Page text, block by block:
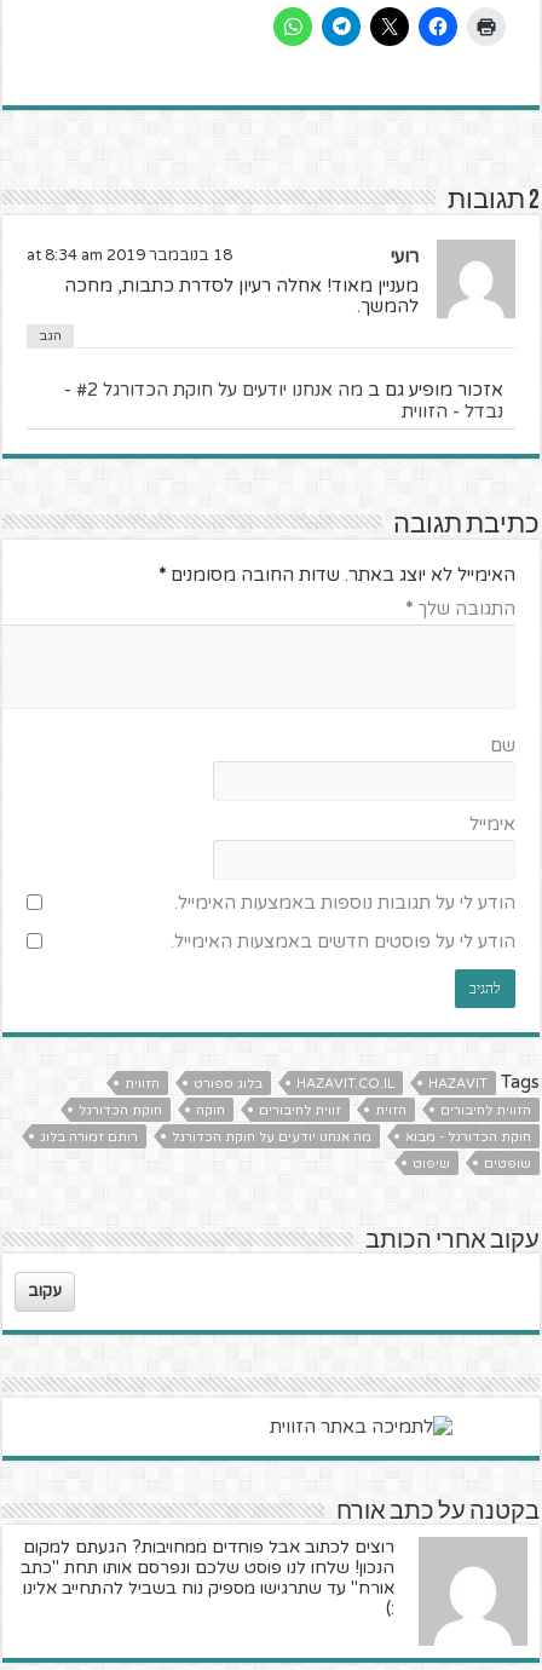
2 תגובות
רועי 18 בנובמבר 2019 at 8:34 am
מעניין מאוד! אחלה רעיון לסדרת כתבות, מחכה
להמשך.
הגב
אזכור מופיע גם ב
מה אנחנו יודעים על חוקת הכדורגל #2 -
נבדל - הזווית
כתיבת תגובה
האימייל לא יוצג באתר. שדות החובה מסומנים*
התגובה שלך*
שם
אימייל
הודע לי על תגובות נוספות באמצעות האימייל.
הודע לי על פוסטים חדשים באמצעות האימייל.
Tags
HAZAVIT
HAZAVIT.CO.IL בלוג ספורט
הזווית
הזווית לחיבורים
הזוית זווית לחיבורים חוקה
חוקת הכדורגל
חוקת הכדורגל - מבוא
מה אנחנו יודעים על חוקת הכדורגל
רותם זמורה בלוג
שופטים
שיפוט
עקוב אחרי הכותב
עקוב
בקטנה על כתב אורח
רוצים לכתוב אבל פוחדים ממחויבות? הגעתם למקום
הנכון! שלחו לנו פוסט שלכם ונפרסם אותו תחת "כתב
אורח" עד שתרגישו מספיק נוח בשביל להתחייב אלינו
:)